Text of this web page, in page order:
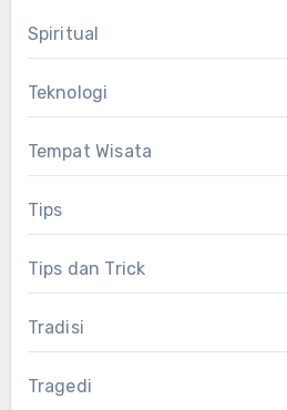
Spiritual
Teknologi
Tempat Wisata
Tips
Tips dan Trick
Tradisi
Tragedi